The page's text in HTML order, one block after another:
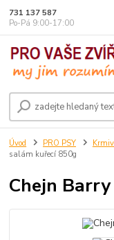
731 137 587
Po-Pá 9:00-17:00
Úvod PRO PSY
salám kuřecí 850g
Chejn